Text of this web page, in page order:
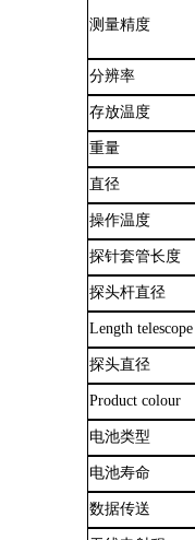
测量精度
分辨率
存放温度
重量
直径
操作温度
探针套管长度
探头杆直径
Length telescope
探头直径
Product colour
电池类型
电池寿命
数据传送